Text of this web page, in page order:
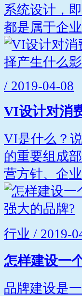
系统设计，
都是属于企
/ 2019-04-08
VI设计对消
VI是什么？
的重要组成
营方针、企
行业 / 2019-
怎样建设一
品牌建设是